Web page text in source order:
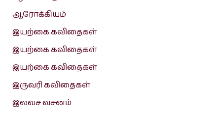
ஆரோக்கியம்
இயற்கை கவிதைகள்
இயற்கை கவிதைகள்
இயற்கை கவிதைகள்
இருவரி கவிதைகள்
இலவச வசனம்